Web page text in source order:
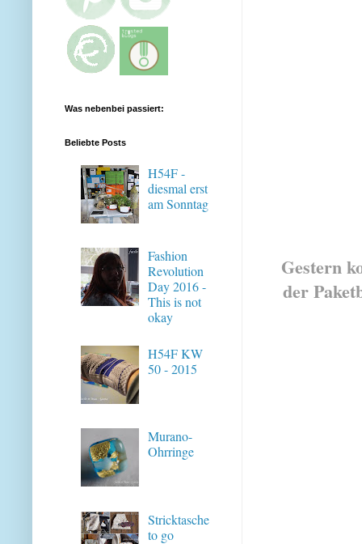
Gestern
der
Was nebenbei passiert:
Beliebte Posts
H54F -
diesmal erst
am Sonntag
Fashion
Revolution
Day 2016 -
This is not
okay
H54F KW
50 - 2015
Murano-
Ohrringe
Stricktasche
to go